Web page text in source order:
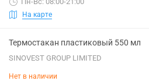
На карте
Термостакан пластиковый 550 мл
SINOVEST GROUP LIMITED
Нет в наличии